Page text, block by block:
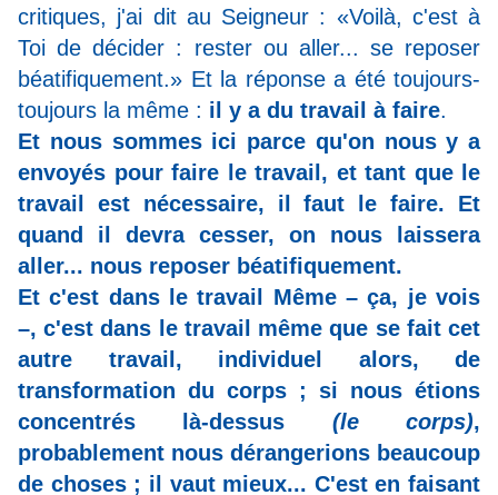
critiques, j'ai dit au Seigneur : «Voilà, c'est à
Toi de décider : rester ou aller... se reposer
béatifiquement.» Et la réponse a été toujours-
toujours la même : il y a du travail à faire.
Et nous sommes ici parce qu'on nous y a
envoyés pour faire le travail, et tant que le
travail est nécessaire, il faut le faire. Et
quand il devra cesser, on nous laissera
aller... nous reposer béatifiquement.
Et c'est dans le travail Même – ça, je vois
–, c'est dans le travail même que se fait cet
autre travail, individuel alors, de
transformation du corps ; si nous étions
concentrés là-dessus (le corps),
probablement nous dérangerions beaucoup
de choses ; il vaut mieux... C'est en faisant